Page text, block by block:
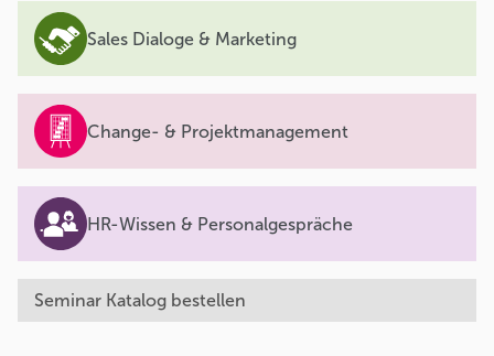
Sales Dialoge & Marketing
Change- & Projektmanagement
HR-Wissen & Personalgespräche
Seminar Katalog bestellen